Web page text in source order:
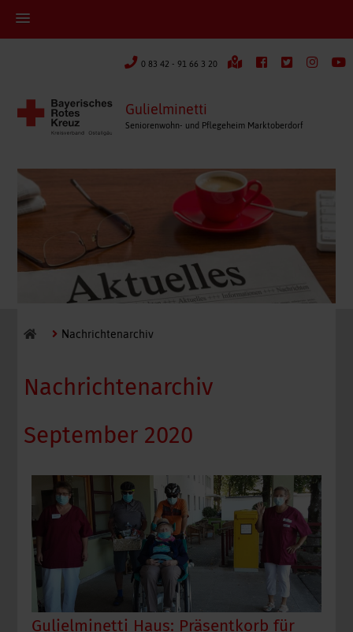
0 83 42 - 91 66 3 20
Gulielminetti
Seniorenwohn- und Pflegeheim Marktoberdorf
Nachrichtenarchiv
Nachrichtenarchiv
September 2020
Gulielminetti Haus: Präsentkorb für